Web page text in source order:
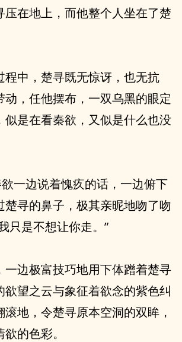
压在地上，而他整个人坐在了楚
程中，楚寻既无惊讶，也无抗
动，任他摆布，一双乌黑的眼定
似是在看秦欲，又似是什么也没
欲一边说着愧疚的话，一边俯下
楚寻的鼻子，极其亲昵地吻了吻
只是不想让你走。”
一边极富技巧地用下体蹭着楚寻
欲望之云与象征着欲念的紫色纠
地，令楚寻原本空洞的双眸，
的色彩。